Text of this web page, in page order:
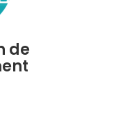
de